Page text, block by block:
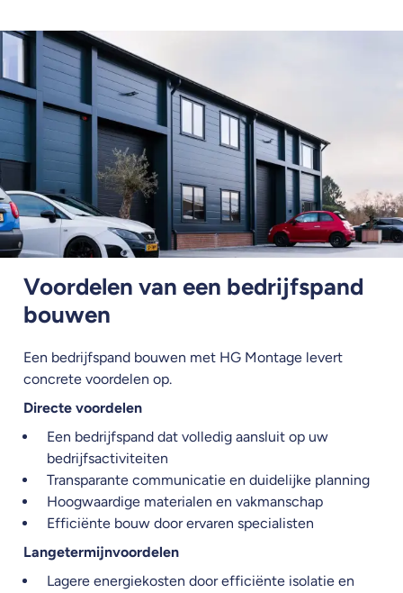
Voordelen van een bedrijfspand
bouwen
Een bedrijfspand bouwen met HG Montage levert
concrete voordelen op.
Directe voordelen
Een bedrijfspand dat volledig aansluit op uw
bedrijfsactiviteiten
Transparante communicatie en duidelijke planning
Hoogwaardige materialen en vakmanschap
Efficiënte bouw door ervaren specialisten
Langetermijnvoordelen
Lagere energiekosten door efficiënte isolatie en